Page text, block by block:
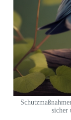
sicher